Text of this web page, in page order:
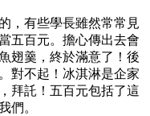
，有些學長雖然常常見
五百元。擔心傳出去會
翅羹，終於滿意了！後
對不起！冰淇淋是企家
拜託！五百元包括了這
們。